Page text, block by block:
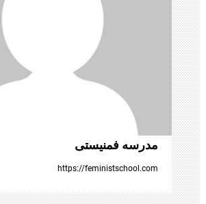
ش
ت
ه‌
ه
ا
مدرسه فمنیستی
https://feministschool.com